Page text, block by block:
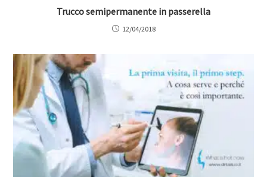
Trucco semipermanente in passerella
12/04/2018